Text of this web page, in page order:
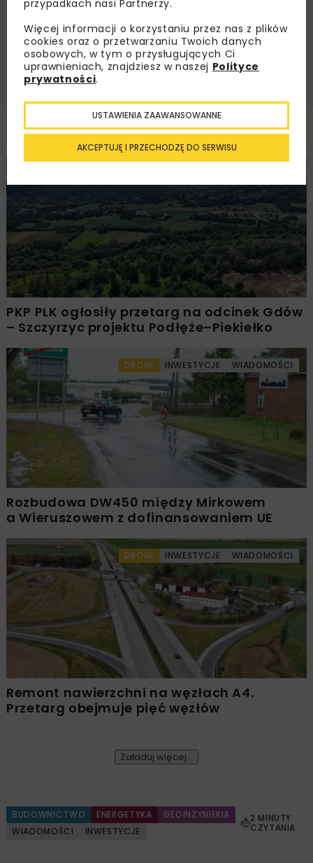
handlowej w postaci newslettera.
ZAPISZ MNIE
Powiązane artykuły
PKP PLK ogłosiły przetarg na odcinek Gdów
– Szczyrzyc projektu Podłęże–Piekiełko
DROGI INWESTYCJE WIADOMOŚCI
Rozbudowa DW450 między Mirkowem
a Wieruszowem z dofinansowaniem UE
DROGI INWESTYCJE WIADOMOŚCI
Remont nawierzchni na węzłach A4.
Przetarg obejmuje pięć węzłów
Załaduj więcej...
BUDOWNICTWO ENERGETYKA
GEOINŻYNIERIA
WIADOMOŚCI
INWESTYCJE
2 MINUTY
CZYTANIA
przypadkach nasi Partnerzy.
Więcej informacji o korzystaniu przez nas z plików
cookies oraz o przetwarzaniu Twoich danych
osobowych, w tym o przysługujących Ci
uprawnieniach, znajdziesz w naszej Polityce
prywatności.
AKCEPTUJĘ I PRZECHODZĘ DO SERWISU
USTAWIENIA ZAAWANSOWANNE